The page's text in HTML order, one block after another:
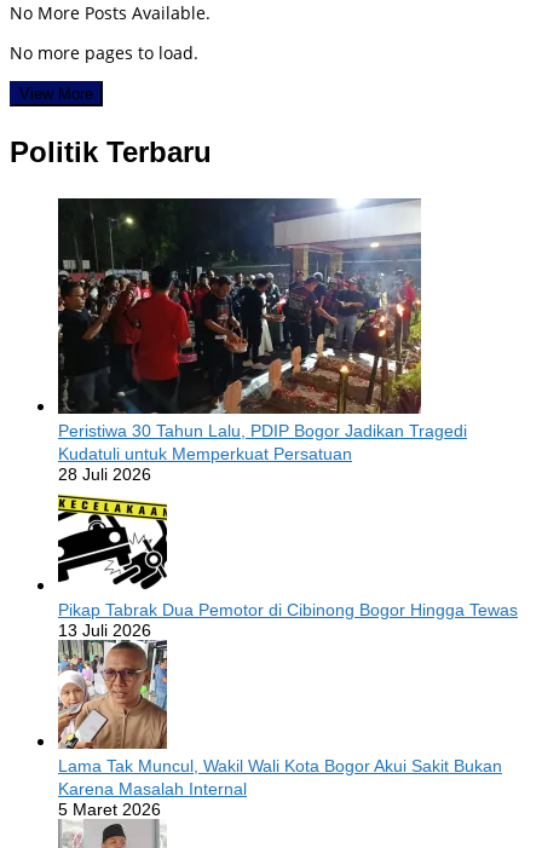
No More Posts Available.
No more pages to load.
View More
Politik Terbaru
Peristiwa 30 Tahun Lalu, PDIP Bogor Jadikan Tragedi
Kudatuli untuk Memperkuat Persatuan
28 Juli 2026
Pikap Tabrak Dua Pemotor di Cibinong Bogor Hingga Tewas
13 Juli 2026
Lama Tak Muncul, Wakil Wali Kota Bogor Akui Sakit Bukan
Karena Masalah Internal
5 Maret 2026